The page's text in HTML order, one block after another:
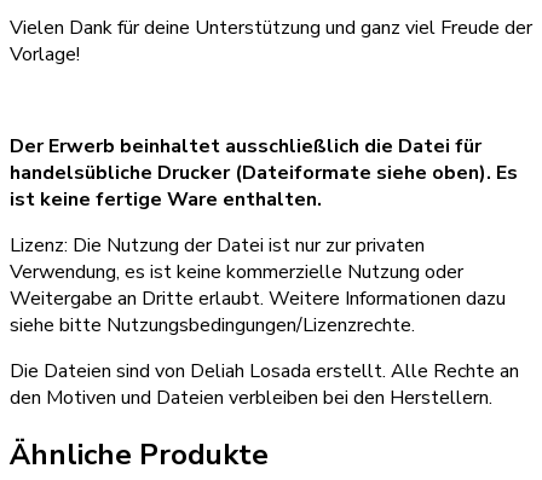
Vielen Dank für deine Unterstützung und ganz viel Freude der
Vorlage!
Der Erwerb beinhaltet ausschließlich die Datei für
handelsübliche Drucker (Dateiformate siehe oben). Es
ist keine fertige Ware enthalten.
Lizenz: Die Nutzung der Datei ist nur zur privaten
Verwendung, es ist keine kommerzielle Nutzung oder
Weitergabe an Dritte erlaubt. Weitere Informationen dazu
siehe bitte Nutzungsbedingungen/Lizenzrechte.
Die Dateien sind von Deliah Losada erstellt. Alle Rechte an
den Motiven und Dateien verbleiben bei den Herstellern.
Ähnliche Produkte